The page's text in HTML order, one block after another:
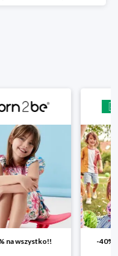
-40% na drugą sztukę